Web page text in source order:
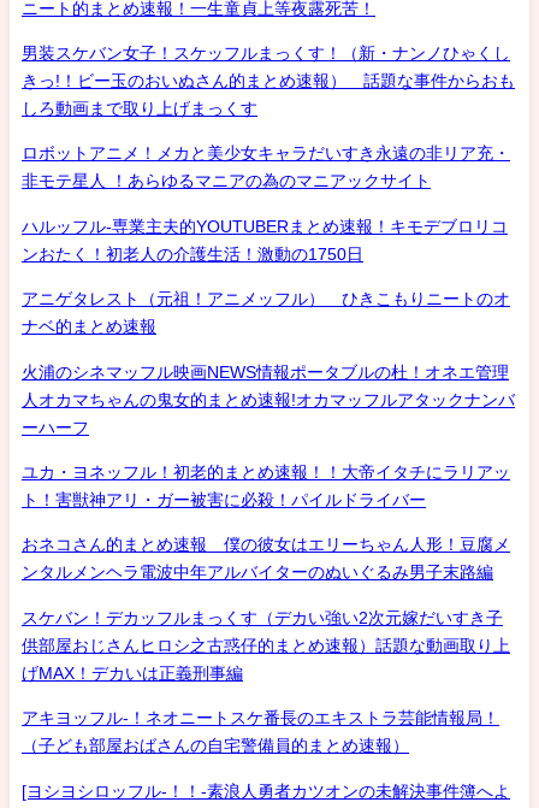
ニート的まとめ速報！一生童貞上等夜露死苦！
男装スケバン女子！スケッフルまっくす！（新・ナンノひゃくし
きっ!！ビー玉のおいぬさん的まとめ速報） 話題な事件からおも
しろ動画まで取り上げまっくす
ロボットアニメ！メカと美少女キャラだいすき永遠の非リア充・
非モテ星人 ！あらゆるマニアの為のマニアックサイト
ハルッフル-専業主夫的YOUTUBERまとめ速報！キモデブロリコ
ンおたく！初老人の介護生活！激動の1750日
アニゲタレスト（元祖！アニメッフル） ひきこもりニートのオ
ナベ的まとめ速報
火浦のシネマッフル映画NEWS情報ポータブルの杜！オネエ管理
人オカマちゃんの鬼女的まとめ速報!オカマッフルアタックナンバ
ーハーフ
ユカ・ヨネッフル！初老的まとめ速報！！大帝イタチにラリアッ
ト！害獣神アリ・ガー被害に必殺！パイルドライバー
おネコさん的まとめ速報 僕の彼女はエリーちゃん人形！豆腐メ
ンタルメンヘラ電波中年アルバイターのぬいぐるみ男子末路編
スケバン！デカッフルまっくす（デカい強い2次元嫁だいすき子
供部屋おじさんヒロシ之古惑仔的まとめ速報）話題な動画取り上
げMAX！デカいは正義刑事編
アキヨッフル-！ネオニートスケ番長のエキストラ芸能情報局！
（子ども部屋おばさんの自宅警備員的まとめ速報）
[ヨシヨシロッフル-！！-素浪人勇者カツオンの未解決事件簿へよ